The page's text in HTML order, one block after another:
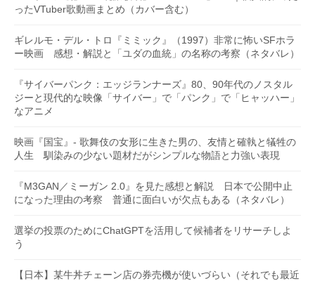
ったVTuber歌動画まとめ（カバー含む）
ギレルモ・デル・トロ『ミミック』（1997）非常に怖いSFホラ
ー映画 感想・解説と「ユダの血統」の名称の考察（ネタバレ）
『サイバーパンク：エッジランナーズ』80、90年代のノスタル
ジーと現代的な映像「サイバー」で「パンク」で「ヒャッハー」
なアニメ
映画『国宝』- 歌舞伎の女形に生きた男の、友情と確執と犠牲の
人生 馴染みの少ない題材だがシンプルな物語と力強い表現
『M3GAN／ミーガン 2.0』を見た感想と解説 日本で公開中止
になった理由の考察 普通に面白いが欠点もある（ネタバレ）
選挙の投票のためにChatGPTを活用して候補者をリサーチしよ
う
【日本】某牛丼チェーン店の券売機が使いづらい（それでも最近